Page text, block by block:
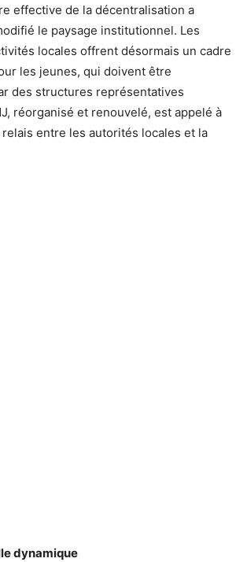
effective de la décentralisation a
le paysage institutionnel. Les
locales offrent désormais un cadre
les jeunes, qui doivent être
des structures représentatives
réorganisé et renouvelé, est appelé à
entre les autorités locales et la
dynamique